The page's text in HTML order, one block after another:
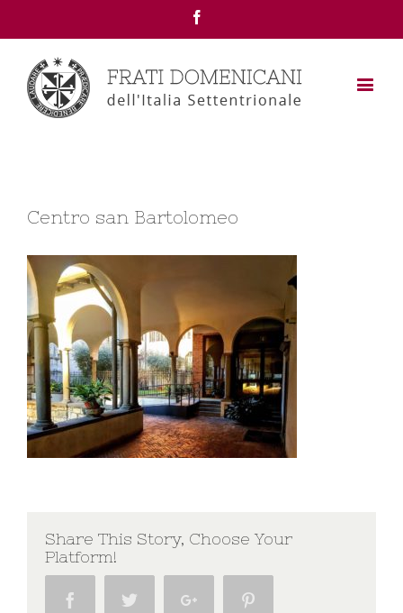
Centro san Bartolomeo
Share This Story, Choose Your
Platform!
Facebook Twitter Google+